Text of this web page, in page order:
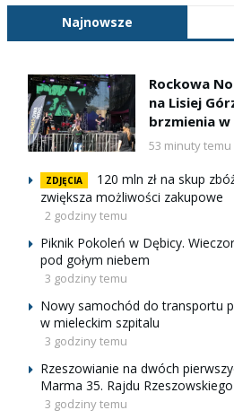
Najnowsze
Rockowa
na Lisiej
brzmienia w
53 minuty temu
ZDJĘCIA
120 mln zł na skup
zwiększa możliwości zakupowe
2 godziny temu
Piknik Pokoleń w Dębicy.
pod gołym niebem
3 godziny temu
Nowy samochód do transportu
w mieleckim szpitalu
3 godziny temu
Rzeszowianie na dwóch
Marma 35. Rajdu Rzeszowskiego
3 godziny temu